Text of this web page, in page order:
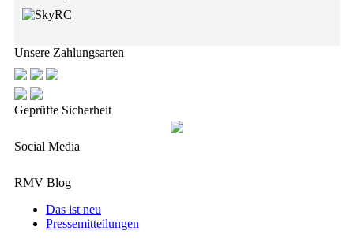
Unsere Zahlungsarten
Geprüfte Sicherheit
Social Media
RMV Blog
Das ist neu
Pressemitteilungen